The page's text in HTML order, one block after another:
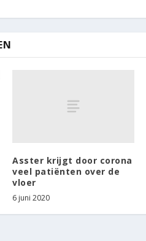
Asster krijgt door corona
veel patiënten over de
vloer
6 juni 2020